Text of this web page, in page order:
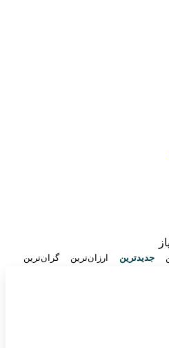
جدیدترین ارزان‌ترین گران‌ترین